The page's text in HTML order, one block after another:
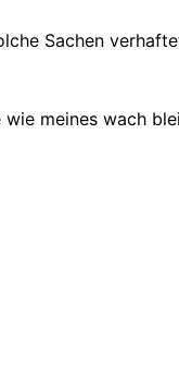
Sachen
meines wach